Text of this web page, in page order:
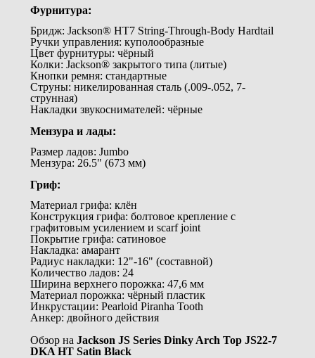
Фурнитура:
Бридж: Jackson® HT7 String-Through-Body Hardtail
Ручки управления: куполообразные
Цвет фурнитуры: чёрный
Колки: Jackson® закрытого типа (литые)
Кнопки ремня: стандартные
Струны: никелированная сталь (.009-.052, 7-
струнная)
Накладки звукоснимателей: чёрные
Мензура и лады:
Размер ладов: Jumbo
Мензура: 26.5" (673 мм)
Гриф:
Материал грифа: клён
Конструкция грифа: болтовое крепление с
графитовым усилением и scarf joint
Покрытие грифа: сатиновое
Накладка: амарант
Радиус накладки: 12"-16" (составной)
Количество ладов: 24
Ширина верхнего порожка: 47,6 мм
Материал порожка: чёрный пластик
Инкрустации: Pearloid Piranha Tooth
Анкер: двойного действия
Обзор на Jackson JS Series Dinky Arch Top JS22-7
DKA HT Satin Black